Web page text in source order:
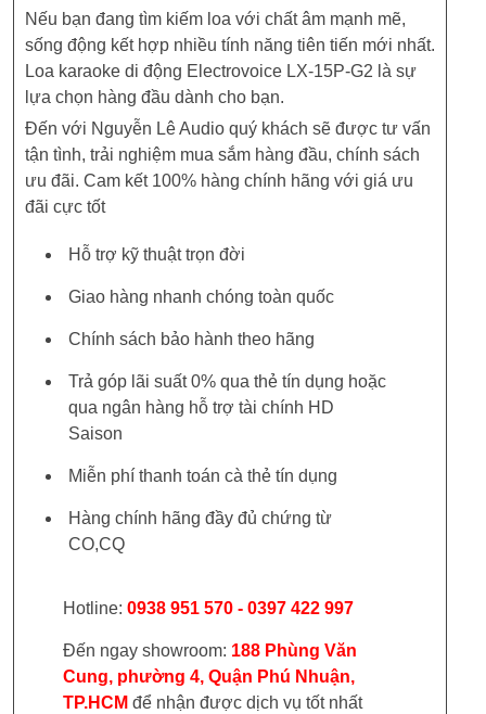
Nếu bạn đang tìm kiếm loa với chất âm mạnh mẽ,
sống động kết hợp nhiều tính năng tiên tiến mới nhất.
Loa karaoke di động Electrovoice LX-15P-G2 là sự
lựa chọn hàng đầu dành cho bạn.
Đến với Nguyễn Lê Audio quý khách sẽ được tư vấn
tận tình, trải nghiệm mua sắm hàng đầu, chính sách
ưu đãi. Cam kết 100% hàng chính hãng với giá ưu
đãi cực tốt
Hỗ trợ kỹ thuật trọn đời
Giao hàng nhanh chóng toàn quốc
Chính sách bảo hành theo hãng
Trả góp lãi suất 0% qua thẻ tín dụng hoặc
qua ngân hàng hỗ trợ tài chính HD
Saison
Miễn phí thanh toán cà thẻ tín dụng
Hàng chính hãng đầy đủ chứng từ
CO,CQ
Hotline: 0938 951 570 - 0397 422 997
Đến ngay showroom: 188 Phùng Văn
Cung, phường 4, Quận Phú Nhuận,
TP.HCM để nhận được dịch vụ tốt nhất